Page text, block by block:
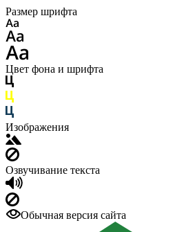
Размер шрифта
Цвет фона и шрифта
Изображения
Озвучивание текста
Обычная версия сайта